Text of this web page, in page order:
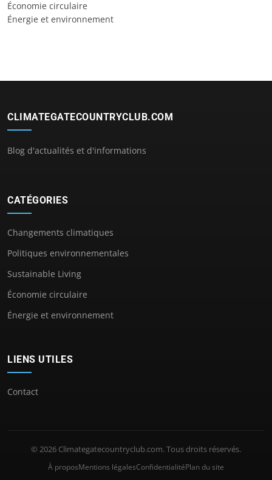
Économie circulaire
Énergie et environnement
CLIMATEGATECOUNTRYCLUB.COM
Blog d'actualités et d'informations
CATÉGORIES
Changements climatiques
Politiques environnementales
Sustainable Living
Économie circulaire
Énergie et environnement
LIENS UTILES
Contact
© 2026 Climategatecountryclub.com. Tous droits réservés.
À proposMentions légalesConfidentialitéPlan du site